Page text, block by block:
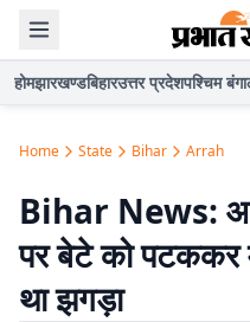
होमझारखण्डबिहारउत्तर प्रदेशपश्चिम
Home State Bihar Arrah
Bihar News:
पर बेटे को पटककर
था झगड़ा